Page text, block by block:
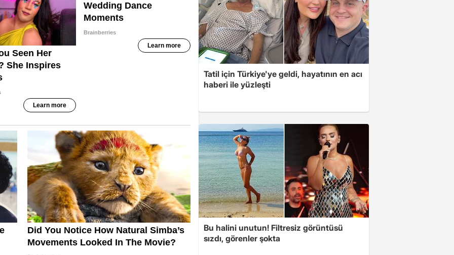
Tatil için Türkiye'ye geldi, hayatının en acı
haberi ile yüzleşti
Bu halini unutun! Filtresiz görüntüsü
sızdı, görenler şokta